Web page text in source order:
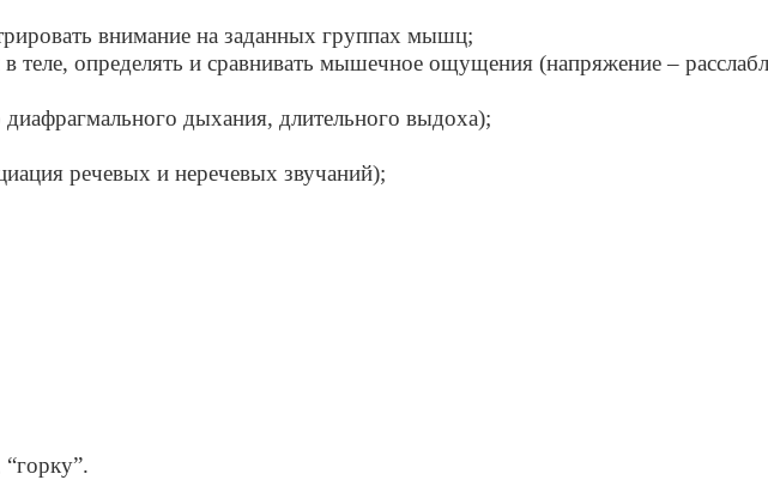
внимание на заданных группах мышц;
определять и сравнивать мышечное ощущения (напряжение –
дыхания, длительного выдоха);
речевых и неречевых звучаний);